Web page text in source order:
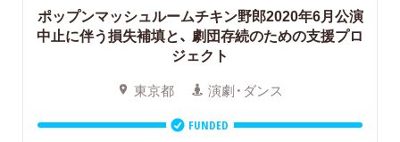
ポップンマッシュルームチキン野郎2020年6月公演
中止に伴う損失補填と、 劇団存続のための支援プロ
ジェクト
東京都 演劇・ダンス
FUNDED